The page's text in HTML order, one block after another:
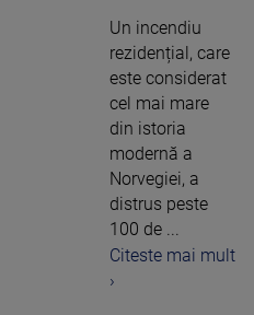
Un incendiu
rezidențial, care
este considerat
cel mai mare
din istoria
modernă a
Norvegiei, a
distrus peste
100 de ...
Citeste mai mult
›